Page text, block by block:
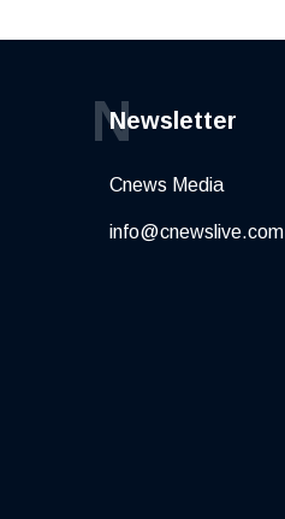
Newsletter
N
Cnews Media
info@cnewslive.com